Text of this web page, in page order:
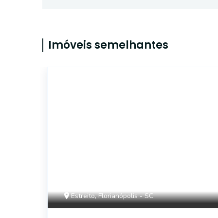
Imóveis semelhantes
Estreito, Florianópolis - SC